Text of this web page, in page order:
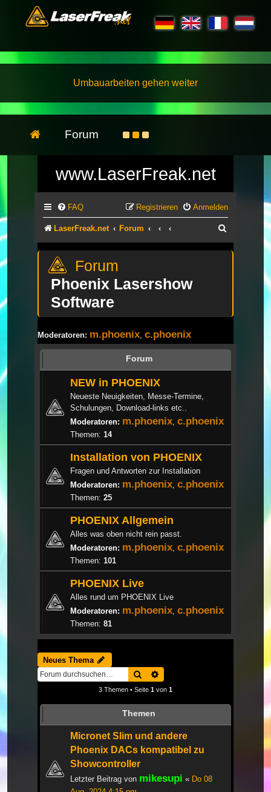
Umbauarbeiten gehen weiter
Forum
www.LaserFreak.net
FAQ Anmelden
Registrieren
LaserFreak.net Forum
Phoenix Lasershow
Software
Moderatoren: m.phoenix c.phoenix
Forum
NEW in PHOENIX
Neueste Neuigkeiten, Messe-Termine,
Schulungen, Download-links etc..
Moderatoren: m.phoenix, c.phoenix
Themen: 14
Installation von PHOENIX
Fragen und Antworten zur Installation
Moderatoren: m.phoenix, c.phoenix
Themen: 25
PHOENIX Allgemein
Alles was oben nicht rein passt.
Moderatoren: m.phoenix, c.phoenix
Themen: 101
PHOENIX Live
Alles rund um PHOENIX Live
Moderatoren: m.phoenix, c.phoenix
Themen: 81
Neues Thema
Suche
3 Themen • Seite 1 von 1
Themen
Micronet Slim und andere
Phoenix DACs kompatibel zu
Showcontroller
Letzter Beitrag von mikesupi « Do 08